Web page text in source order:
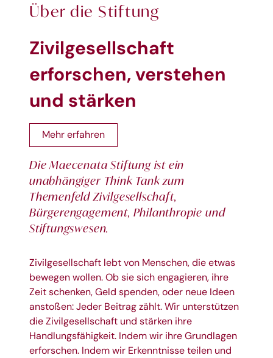
Über die Stiftung
Zivilgesellschaft
erforschen, verstehen
und stärken
Mehr erfahren
Die Maecenata Stiftung ist ein
unabhängiger Think Tank zum
Themenfeld Zivilgesellschaft,
Bürgerengagement, Philanthropie und
Stiftungswesen.
Zivilgesellschaft lebt von Menschen, die etwas
bewegen wollen. Ob sie sich engagieren, ihre
Zeit schenken, Geld spenden, oder neue Ideen
anstoßen: Jeder Beitrag zählt. Wir unterstützen
die Zivilgesellschaft und stärken ihre
Handlungsfähigkeit. Indem wir ihre Grundlagen
erforschen. Indem wir Erkenntnisse teilen und